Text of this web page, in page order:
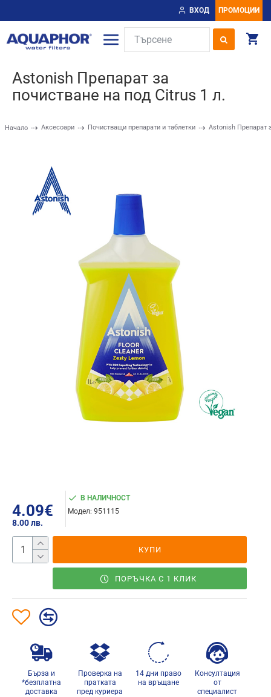
ВХОД ПРОМОЦИИ
Начало Аксесоари Почистващи препарати и таблетки Astonish Препарат
Astonish Препарат за
почистване на под Citrus 1 л.
4.09€
8.00 лв.
В НАЛИЧНОСТ
Модел: 951115
КУПИ
ПОРЪЧКА С 1 КЛИК
Бърза и
*безплатна
доставка
Проверка на
пратката
пред куриера
14 дни право
на връщане
Консултация
от
специалист